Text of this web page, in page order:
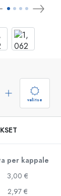
valitse
per kappale
3,00 €
2,97 €